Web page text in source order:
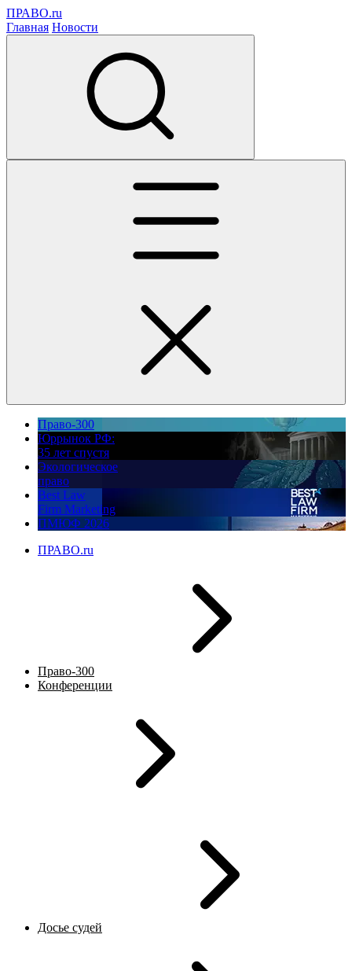
ПРАВО.ru
Главная Новости
Право-300
Юррынок РФ:
35 лет спустя
Экологическое
право
Best Law
Firm Marketing
ПМЮФ 2026
ПРАВО.ru
Право-300
Конференции
Досье судей